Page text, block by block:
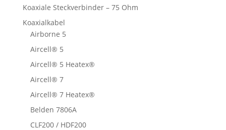
Koaxiale Steckverbinder – 75 Ohm
Koaxialkabel
Airborne 5
Aircell® 5
Aircell® 5 Heatex®
Aircell® 7
Aircell® 7 Heatex®
Belden 7806A
CLF200 / HDF200